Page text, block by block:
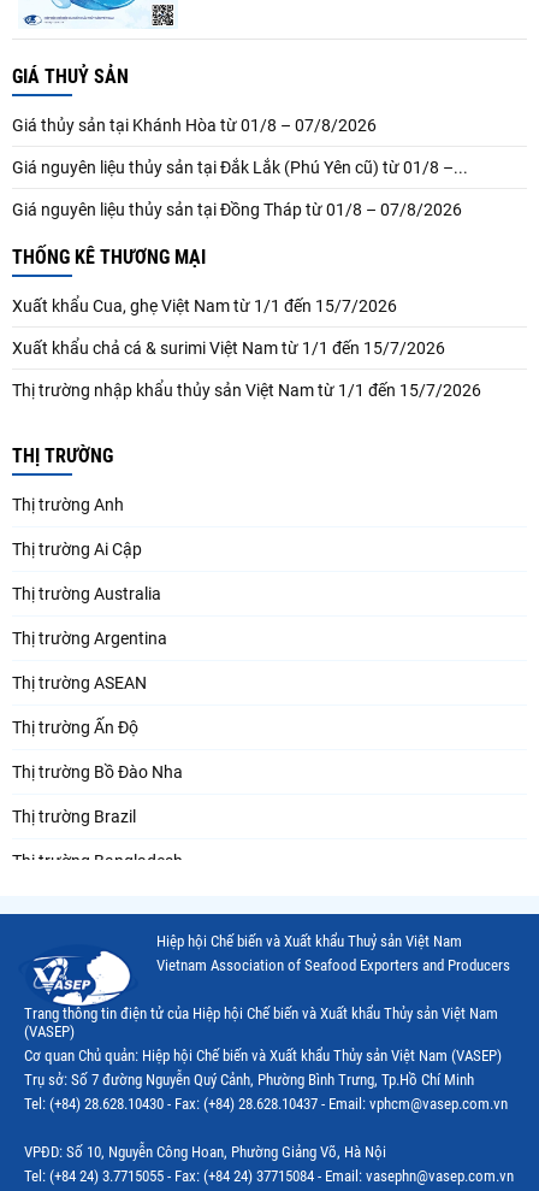
GIÁ THUỶ SẢN
Giá thủy sản tại Khánh Hòa từ 01/8 – 07/8/2026
Giá nguyên liệu thủy sản tại Đắk Lắk (Phú Yên cũ) từ 01/8 –...
Giá nguyên liệu thủy sản tại Đồng Tháp từ 01/8 – 07/8/2026
THỐNG KÊ THƯƠNG MẠI
Xuất khẩu Cua, ghẹ Việt Nam từ 1/1 đến 15/7/2026
Xuất khẩu chả cá & surimi Việt Nam từ 1/1 đến 15/7/2026
Thị trường nhập khẩu thủy sản Việt Nam từ 1/1 đến 15/7/2026
THỊ TRƯỜNG
Thị trường Anh
Thị trường Ai Cập
Thị trường Australia
Thị trường Argentina
Thị trường ASEAN
Thị trường Ấn Độ
Thị trường Bồ Đào Nha
Thị trường Brazil
Thị trường Bangladesh
Thị trường Canada
Thị trường Ecuador
Thị trường EU
Thị trường Indonesia
Thị trường Mỹ
Hiệp hội Chế biến và Xuất khẩu Thuỷ sản Việt Nam
Vietnam Association of Seafood Exporters and Producers
Trang thông tin điện tử của Hiệp hội Chế biến và Xuất khẩu Thủy sản Việt Nam
(VASEP)
Cơ quan Chủ quản: Hiệp hội Chế biến và Xuất khẩu Thủy sản Việt Nam (VASEP)
Trụ sở: Số 7 đường Nguyễn Quý Cảnh, Phường Bình Trưng, Tp.Hồ Chí Minh
Tel: (+84) 28.628.10430 - Fax: (+84) 28.628.10437 - Email: vphcm@vasep.com.vn
VPĐD: Số 10, Nguyễn Công Hoan, Phường Giảng Võ, Hà Nội
Tel: (+84 24) 3.7715055 - Fax: (+84 24) 37715084 - Email: vasephn@vasep.com.vn